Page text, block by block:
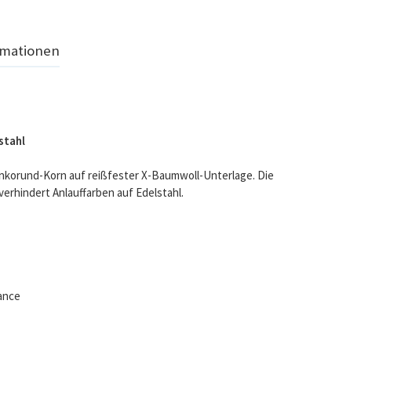
Korn auf reißfester X-Baumwoll-Unterlage. Die
Anlauffarben auf Edelstahl.